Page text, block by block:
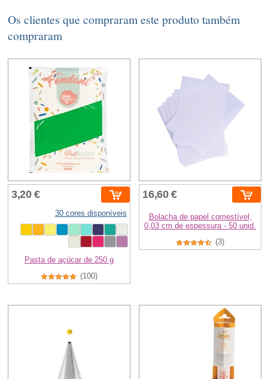
Os clientes que compraram este produto também
compraram
3,20 €
30 cores disponíveis
Pasta de açúcar de 250 g
(100)
16,60 €
Bolacha de papel comestível,
0,03 cm de espessura - 50 unid.
(3)